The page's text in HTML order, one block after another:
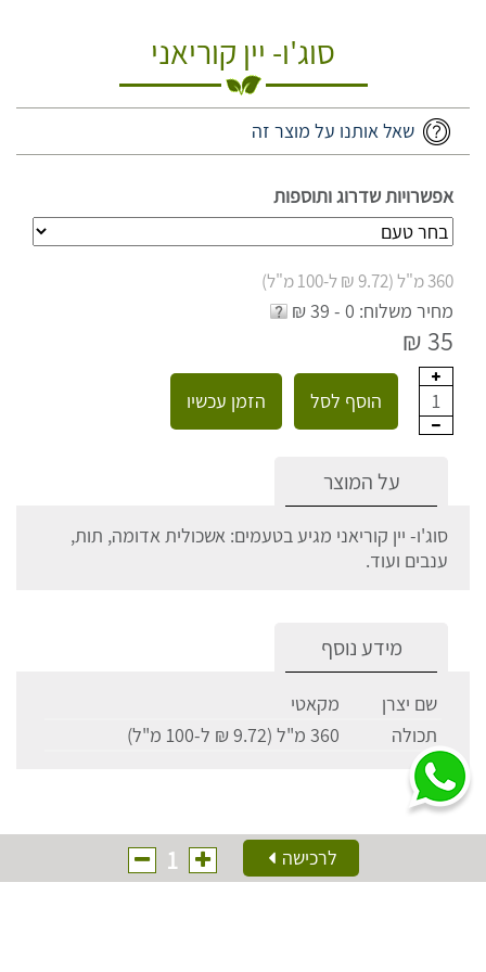
סוג'ו- יין קוריאני
שאל אותנו על מוצר זה
אפשרויות שדרוג ותוספות
360 מ"ל (9.72 ₪ ל-100 מ"ל)
מחיר משלוח: 0 - 39 ₪
35 ₪
1 הוסף לסל הזמן עכשיו
על המוצר
סוג'ו- יין קוריאני מגיע בטעמים: אשכולית אדומה, תות,
ענבים ועוד.
מידע נוסף
שם יצרן
מקאטי
תכולה
360 מ"ל (9.72 ₪ ל-100 מ"ל)
לרכישה 1